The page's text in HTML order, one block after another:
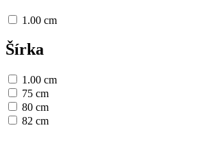
1.00 cm
Šírka
1.00 cm
75 cm
80 cm
82 cm